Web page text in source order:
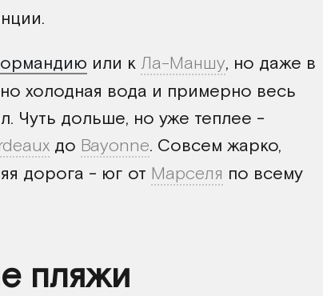
или к Ла-Маншу, но даже в
холодная вода и примерно весь
Чуть дольше, но уже теплее -
до Bayonne. Совсем жарко,
дорога - юг от Марселя по всему
пляжи